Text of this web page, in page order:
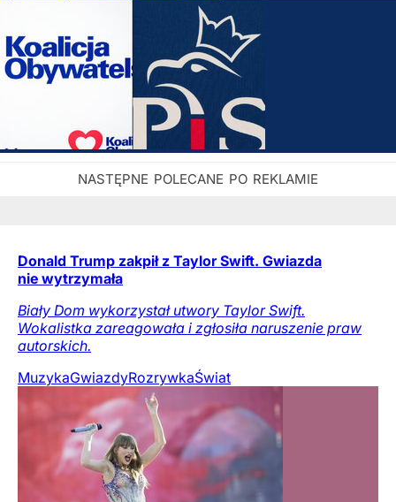
Donald Trump zakpił z Taylor Swift. Gwiazda
nie wytrzymała
Biały Dom wykorzystał utwory Taylor Swift.
Wokalistka zareagowała i zgłosiła naruszenie praw
autorskich.
MuzykaGwiazdyRozrywkaŚwiat